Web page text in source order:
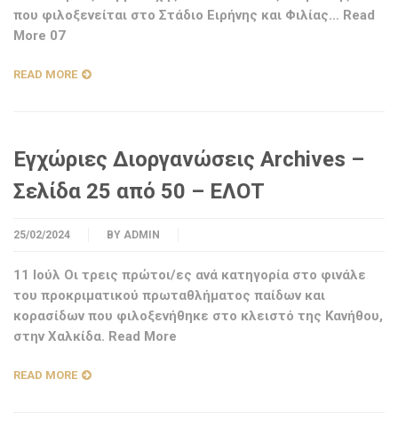
που φιλοξενείται στο Στάδιο Ειρήνης και Φιλίας… Read
More 07
READ MORE
Εγχώριες Διοργανώσεις Archives –
Σελίδα 25 από 50 – ΕΛΟΤ
25/02/2024 BY ADMIN
11 Ιούλ Οι τρεις πρώτοι/ες ανά κατηγορία στο φινάλε
του προκριματικού πρωταθλήματος παίδων και
κορασίδων που φιλοξενήθηκε στο κλειστό της Κανήθου,
στην Χαλκίδα. Read More
READ MORE